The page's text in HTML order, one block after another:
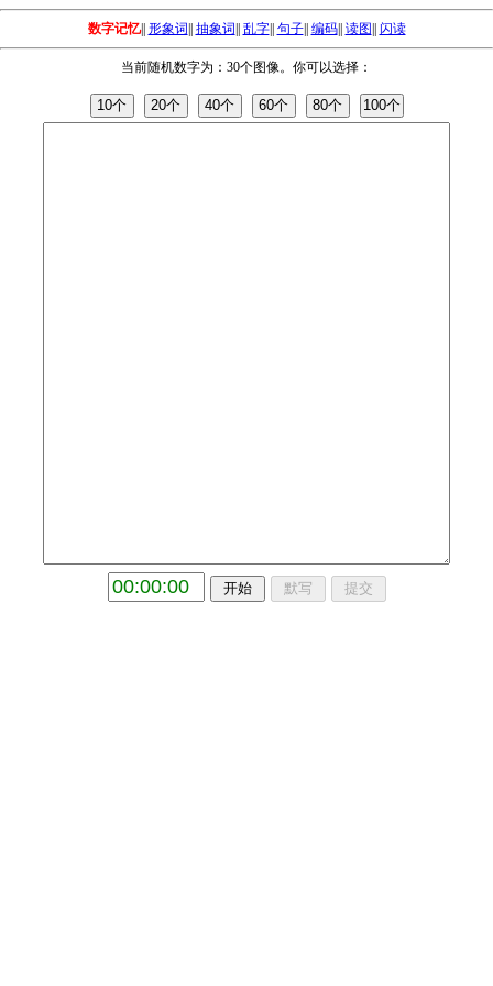
数字记忆|| 形象词 抽象词 乱字|| 句子|| 编码|| 读图 闪读
当前随机数字为：30个图像。你可以选择：